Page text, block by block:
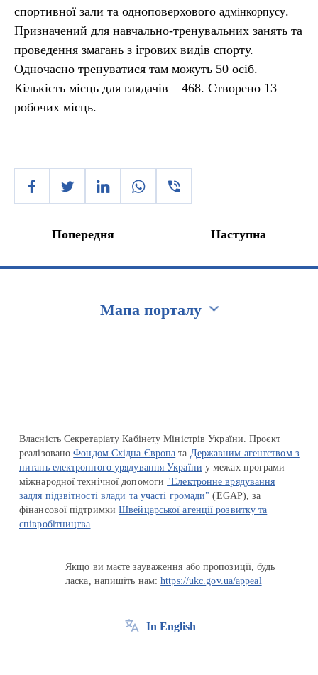
спортивної зали та одноповерхового адмінкорпусу.
Призначений для навчально-тренувальних занять та
проведення змагань з ігрових видів спорту.
Одночасно тренуватися там можуть 50 осіб.
Кількість місць для глядачів – 468. Створено 13
робочих місць.
Попередня Наступна
Мапа порталу
Власність Секретаріату Кабінету Міністрів України. Проєкт
реалізованоФондом Східна Європа та Державним агентством з
питань електронного урядування України у межах програми
міжнародної технічної допомоги "Електронне врядування
задля підзвітності влади та участі громади" (EGAP), за
фінансової підтримкиШвейцарської агенції розвитку та
співробітництва
Якщо ви маєте зауваження або пропозиції, будь
ласка, напишіть нам:https://ukc.gov.ua/appeal
In English